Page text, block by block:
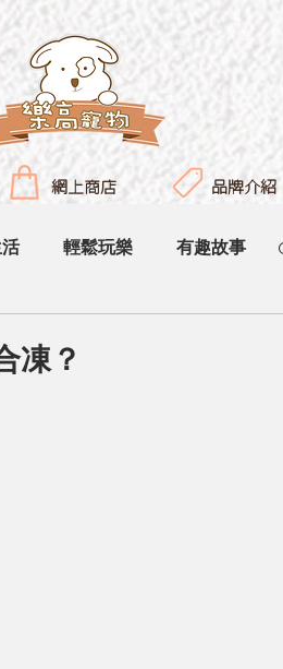
網上商店 品牌介紹
輕鬆玩樂 有趣故事
凍？